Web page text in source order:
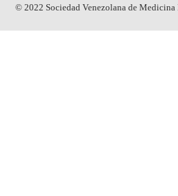
© 2022 Sociedad Venezolana de Medicina